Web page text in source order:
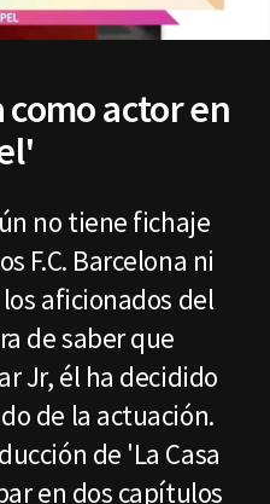
actor en
no tiene fichaje
F.C. Barcelona ni
los aficionados del
de saber que
Jr, él ha decidido
de la actuación.
de 'La Casa
en dos capítulos